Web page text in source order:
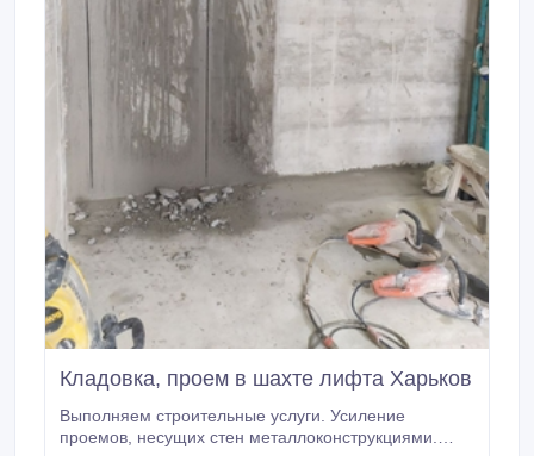
Кладовка, проем в шахте лифта Харьков
Выполняем строительные услуги. Усиление
проемов, несущих стен металлоконструкциями.